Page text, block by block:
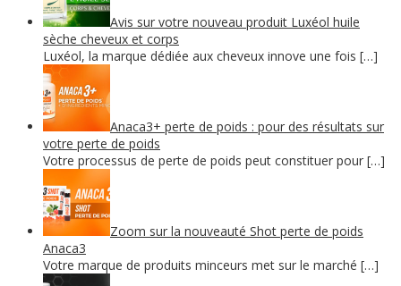
Avis sur votre nouveau produit Luxéol huile
sèche cheveux et corps
Luxéol, la marque dédiée aux cheveux innove une fois […]
Anaca3+ perte de poids : pour des résultats sur
votre perte de poids
Votre processus de perte de poids peut constituer pour […]
Zoom sur la nouveauté Shot perte de poids
Anaca3
Votre marque de produits minceurs met sur le marché […]